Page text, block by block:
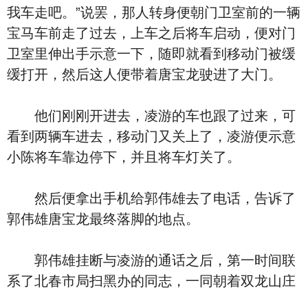
我车走吧。”说罢，那人转身便朝门卫室前的一辆
宝马车前走了过去，上车之后将车启动，便对门
卫室里伸出手示意一下，随即就看到移动门被缓
缓打开，然后这人便带着唐宝龙驶进了大门。
他们刚刚开进去，凌游的车也跟了过来，可
看到两辆车进去，移动门又关上了，凌游便示意
小陈将车靠边停下，并且将车灯关了。
然后便拿出手机给郭伟雄去了电话，告诉了
郭伟雄唐宝龙最终落脚的地点。
郭伟雄挂断与凌游的通话之后，第一时间联
系了北春市局扫黑办的同志，一同朝着双龙山庄